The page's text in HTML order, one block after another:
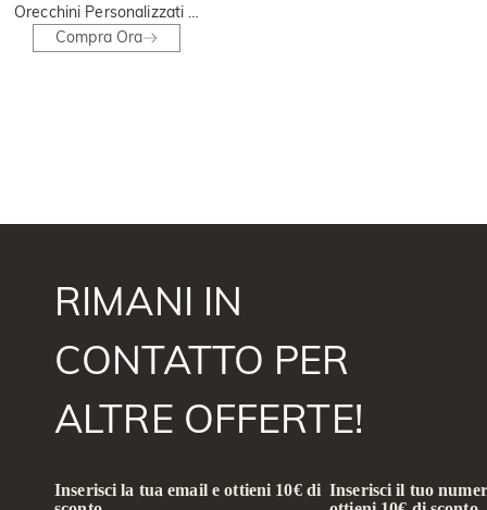
Orecchini Personalizzati A
Cerchio Con Nome
Compra Ora
RIMANI IN
CONTATTO PER
ALTRE OFFERTE!
Inserisci la tua email e ottieni 10€ di Inserisci il tuo